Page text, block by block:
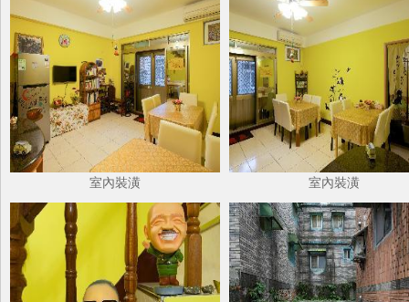
室內裝潢 室內裝潢